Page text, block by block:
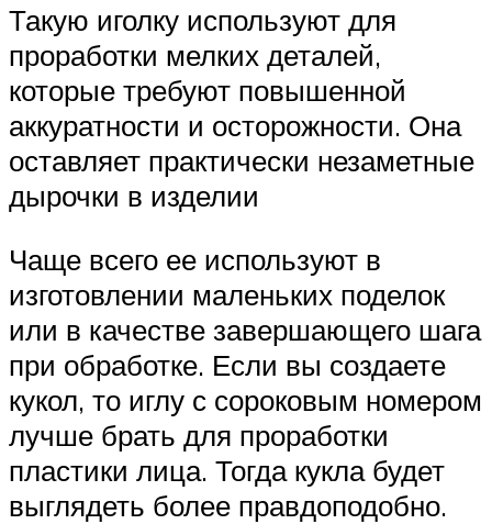
Такую иголку используют для
проработки мелких деталей,
которые требуют повышенной
аккуратности и осторожности. Она
оставляет практически незаметные
дырочки в изделии
Чаще всего ее используют в
изготовлении маленьких поделок
или в качестве завершающего шага
при обработке. Если вы создаете
кукол, то иглу с сороковым номером
лучше брать для проработки
пластики лица. Тогда кукла будет
выглядеть более правдоподобно.